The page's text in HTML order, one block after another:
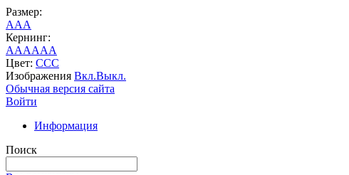
Размер:
AAA
Кернинг:
AAAAAA
Цвет: CCC
Изображения Вкл.Выкл.
Обычная версия сайта
Войти
Информация
Поиск